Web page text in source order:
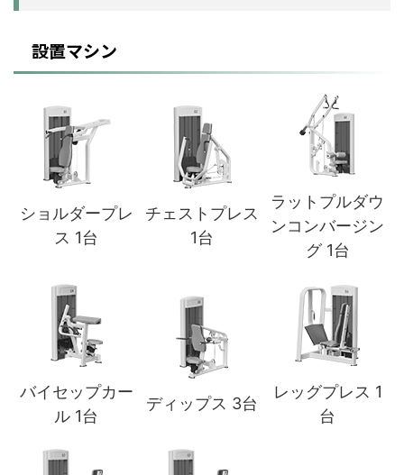
設置マシン
ショルダープレ
ス 1台
チェストプレス
1台
ラットプルダウ
ンコンバージン
グ 1台
バイセップカー
ル 1台
ディップス 3台
レッグプレス 1
台